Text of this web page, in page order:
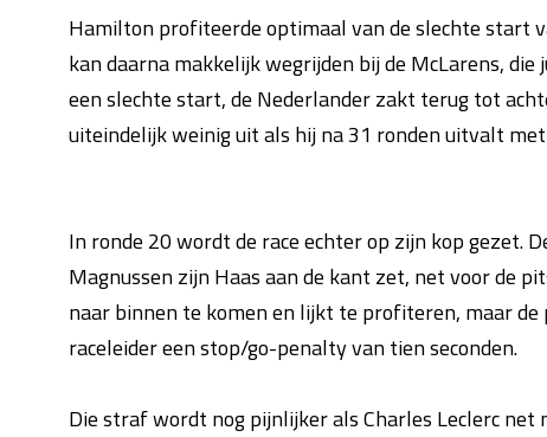
Hamilton profiteerde optimaal van de slechte start
kan daarna makkelijk wegrijden bij de McLarens,
een slechte start, de Nederlander zakt terug tot
uiteindelijk weinig uit als hij na 31 ronden uitvalt
In ronde 20 wordt de race echter op zijn kop gezet.
Magnussen zijn Haas aan de kant zet, net voor de
naar binnen te komen en lijkt te profiteren, maar
raceleider een stop/go-penalty van tien seconden.
Die straf wordt nog pijnlijker als Charles Leclerc